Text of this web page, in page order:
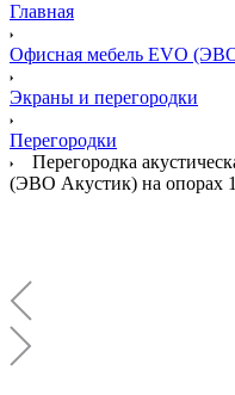
Главная
Офисная мебель EVO
Экраны и перегородки
Перегородки
Перегородка
(ЭВО Акустик) на опорах